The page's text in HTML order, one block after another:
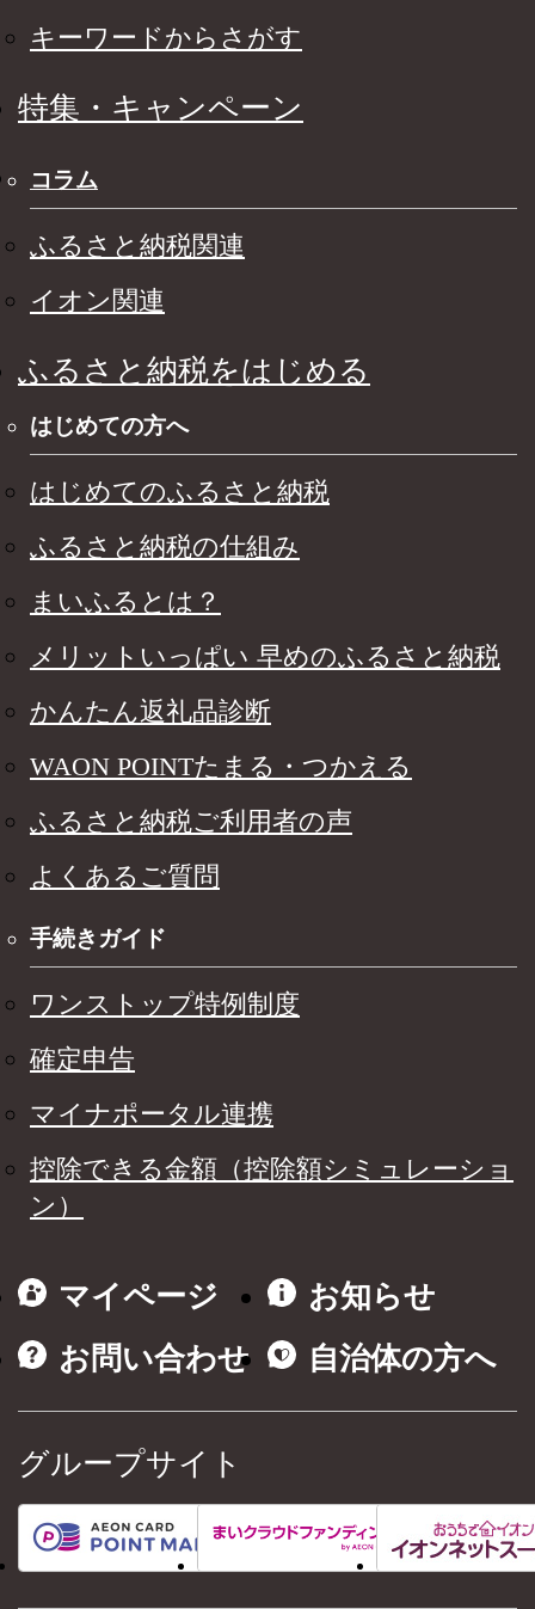
キーワードからさがす
特集・キャンペーン
コラム
ふるさと納税関連
イオン関連
ふるさと納税をはじめる
はじめての方へ
はじめてのふるさと納税
ふるさと納税の仕組み
まいふるとは？
メリットいっぱい 早めのふるさと納税
かんたん返礼品診断
WAON POINTたまる・つかえる
ふるさと納税ご利用者の声
よくあるご質問
手続きガイド
ワンストップ特例制度
確定申告
マイナポータル連携
控除できる金額（控除額シミュレーショ
ン）
マイページ
お知らせ
お問い合わせ
自治体の方へ
グループサイト